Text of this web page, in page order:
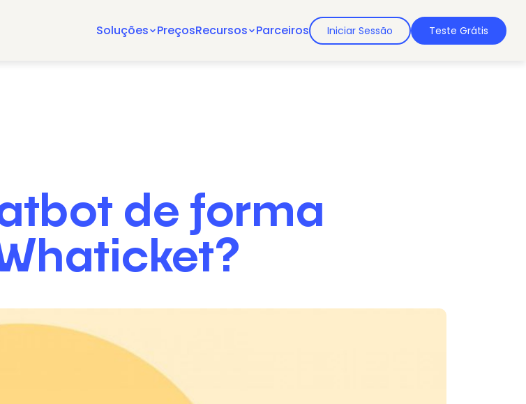
Soluções PreçosRecursos Parceiros Iniciar Sessão Teste Grátis
de forma